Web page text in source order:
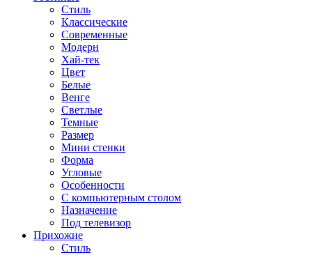
Стиль
Классические
Современные
Модерн
Хай-тек
Цвет
Белые
Венге
Светлые
Темные
Размер
Мини стенки
Форма
Угловые
Особенности
С компьютерным столом
Назначение
Под телевизор
Прихожие
Стиль